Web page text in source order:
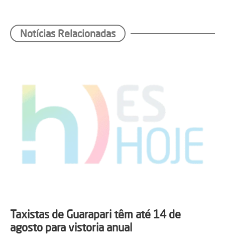
Notícias Relacionadas
Taxistas de Guarapari têm até 14 de
agosto para vistoria anual